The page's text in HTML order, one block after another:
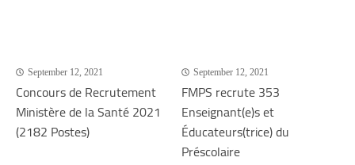
September 12, 2021
Concours de Recrutement
Ministère de la Santé 2021
(2182 Postes)
September 12, 2021
FMPS recrute 353
Enseignant(e)s et
Éducateurs(trice) du
Préscolaire